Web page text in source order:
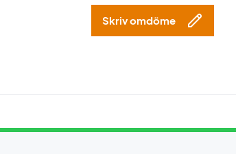
Skriv omdöme